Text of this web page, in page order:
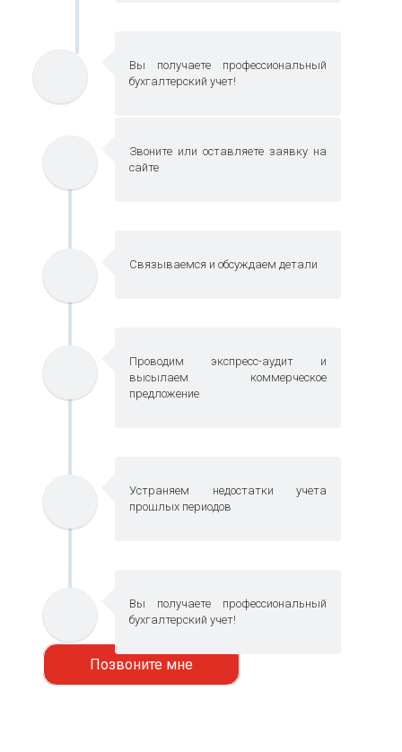
Вы получаете профессиональный
бухгалтерский учет!
Звоните или оставляете заявку на
сайте
Связываемся и обсуждаем детали
Проводим экспресс-аудит и
высылаем коммерческое
предложение
Устраняем недостатки учета
прошлых периодов
Вы получаете профессиональный
бухгалтерский учет!
Позвоните мне